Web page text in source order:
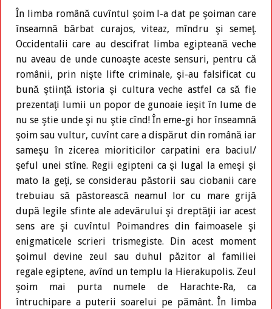
În limba română cuvîntul şoim l-a dat pe şoiman care
înseamnă bărbat curajos, viteaz, mîndru şi semeţ.
Occidentalii care au descifrat limba egipteană veche
nu aveau de unde cunoaşte aceste sensuri, pentru că
românii, prin nişte lifte criminale, şi-au falsificat cu
bună ştiinţă istoria şi cultura veche astfel ca să fie
prezentaţi lumii un popor de gunoaie ieşit în lume de
nu se ştie unde şi nu ştie cînd! În eme-gi hor înseamnă
şoim sau vultur, cuvînt care a dispărut din română iar
sameşu în zicerea mioriticilor carpatini era baciul/
şeful unei stîne. Regii egipteni ca şi lugal la emeşi şi
mato la geţi, se considerau păstorii sau ciobanii care
trebuiau să păstorească neamul lor cu mare grijă
după legile sfinte ale adevărului şi dreptăţii iar acest
sens are şi cuvîntul Poimandres din faimoasele şi
enigmaticele scrieri trismegiste. Din acest moment
şoimul devine zeul sau duhul păzitor al familiei
regale egiptene, avînd un templu la Hierakupolis. Zeul
şoim mai purta numele de Harachte-Ra, ca
întruchipare a puterii soarelui pe pământ. În limba